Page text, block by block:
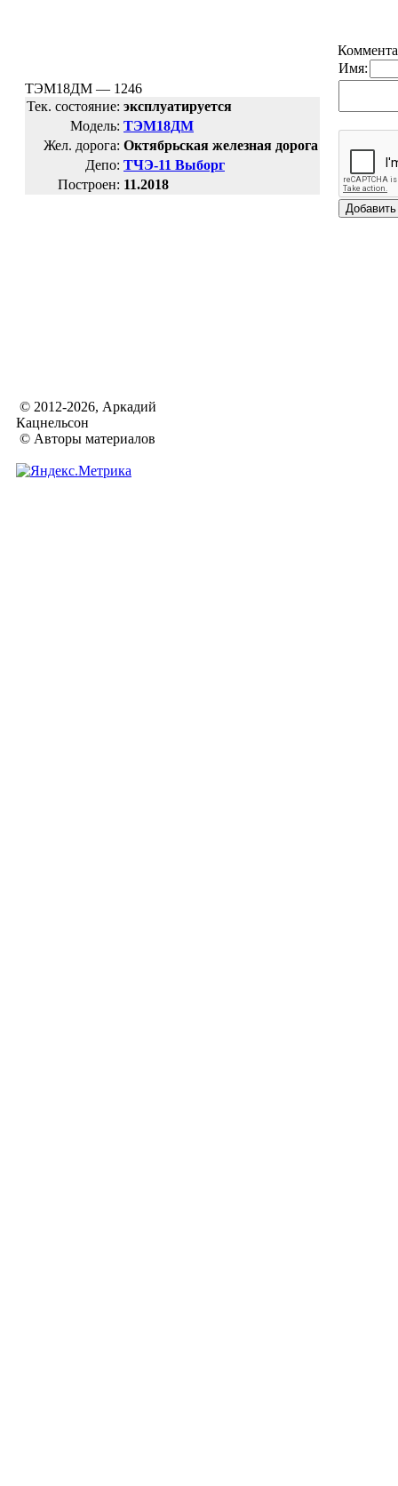
ТЭМ18ДМ — 1246
Тек. состояние: эксплуатируется
Модель: ТЭМ18ДМ
Жел. дорога: Октябрьская железная дорога
Депо: ТЧЭ-11 Выборг
Построен: 11.2018
Имя:
© 2012-2026, Аркадий
Кацнельсон
© Авторы материалов